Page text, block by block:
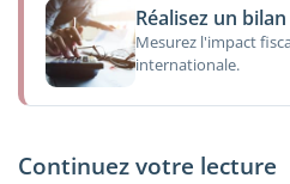
Réalisez un
Mesurez l'impact
internationale.
Continuez votre lecture